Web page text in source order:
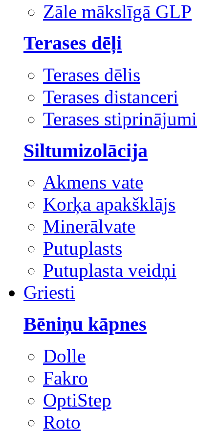
Zāle mākslīgā GLP
Terases dēļi
Terases dēlis
Terases distanceri
Terases stiprinājumi
Siltumizolācija
Akmens vate
Korķa apakšklājs
Minerālvate
Putuplasts
Putuplasta veidņi
Griesti
Bēniņu kāpnes
Dolle
Fakro
OptiStep
Roto